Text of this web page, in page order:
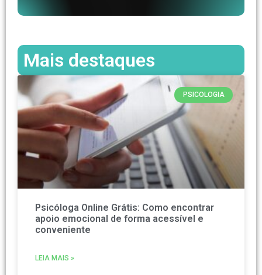
Mais destaques
PSICOLOGIA
Psicóloga Online Grátis: Como encontrar
apoio emocional de forma acessível e
conveniente
LEIA MAIS »